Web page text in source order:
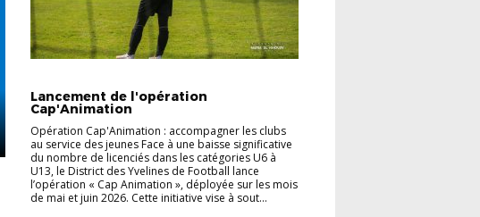
Lancement de l'opération
Cap'Animation
Opération Cap'Animation : accompagner les clubs
au service des jeunes Face à une baisse significative
du nombre de licenciés dans les catégories U6 à
U13, le District des Yvelines de Football lance
l’opération « Cap Animation », déployée sur les mois
de mai et juin 2026. Cette initiative vise à sout...